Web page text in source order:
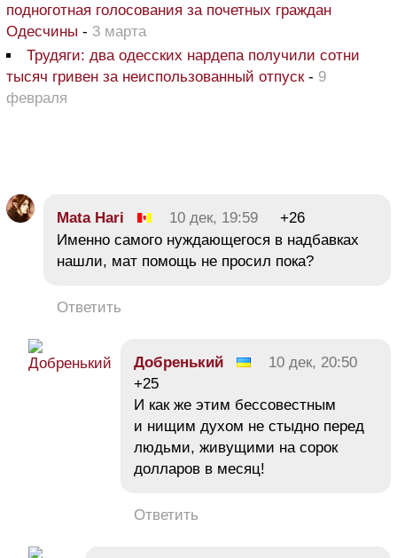
подноготная голосования за почетных граждан
Одесчины - 3 марта
Трудяги: два одесских нардепа получили сотни
тысяч гривен за неиспользованный отпуск- 9
февраля
Mata Hari 10 дек, 19:59
+26
Именно самого нуждающегося в надбавках
нашли, мат помощь не просил пока?
Ответить
Добренький
10 дек, 20:50
+25
И как же этим бессовестным
и нищим духом не стыдно перед
людьми, живущими на сорок
долларов в месяц!
Ответить